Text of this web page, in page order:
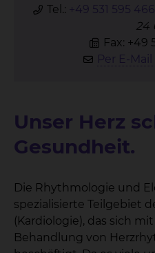
Tel.: +49 531 595
24
Fax: +49
Per E-
Unser Herz
Gesundheit.
Die Rhythmologie und
spezialisierte Teilgebiet
(Kardiologie), das sich
Behandlung von